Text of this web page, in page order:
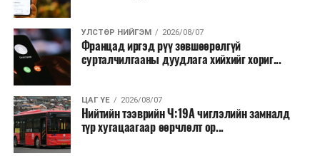
УЛСТӨР НИЙГЭМ 2026/08/07
Францад иргэд рүү зөвшөөрөлгүй
сурталчилгааны дуудлага хийхийг хориг...
ЦАГ ҮЕ 2026/08/07
Нийтийн тээврийн Ч:19А чиглэлийн замналд
түр хугацаагаар өөрчлөлт ор...